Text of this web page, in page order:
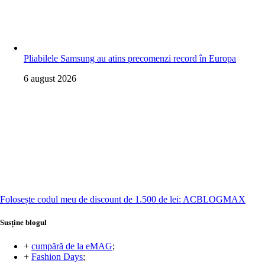
Pliabilele Samsung au atins precomenzi record în Europa
6 august 2026
Folosește codul meu de discount de 1.500 de lei: ACBLOGMAX
Susține blogul
+ cumpără de la eMAG;
+ Fashion Days;